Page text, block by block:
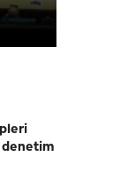
denetim